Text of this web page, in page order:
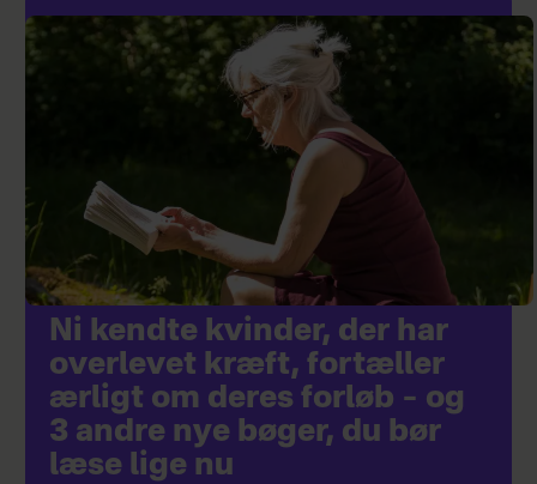
Ni kendte kvinder, der har
overlevet kræft, fortæller
ærligt om deres forløb – og
3 andre nye bøger, du bør
læse lige nu